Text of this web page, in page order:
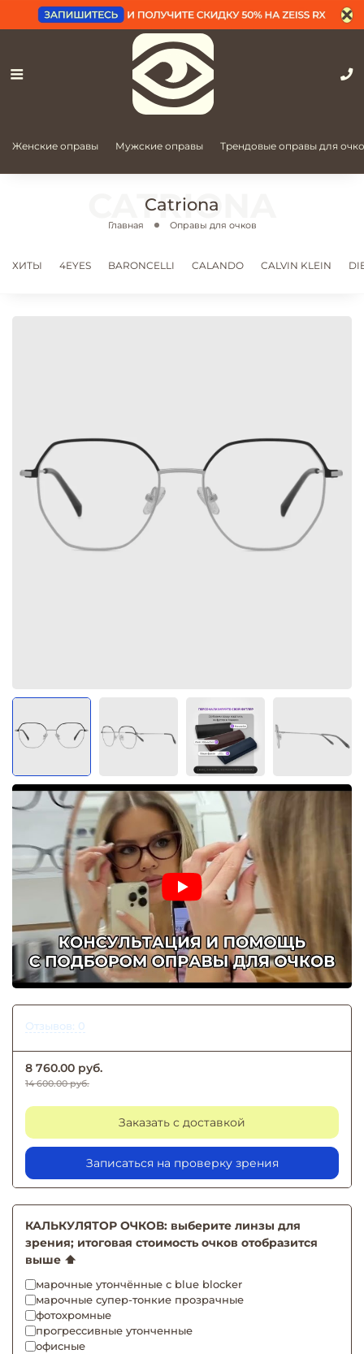
Женские оправы Мужские оправы Трендовые оправы для
Catriona
Главная Оправы для очков
ХИТЫ 4EYES BARONCELLI CALANDO CALVIN KLEIN
Отзывов: 0
8 760.00 руб.
14 600.00 руб.
Заказать с доставкой
Записаться на проверку зрения
КАЛЬКУЛЯТОР ОЧКОВ: выберите линзы для
зрения; итоговая стоимость очков отобразится
выше ⬆️
марочные утончённые с blue blocker
марочные супер-тонкие прозрачные
фотохромные
прогрессивные утонченные
офисные